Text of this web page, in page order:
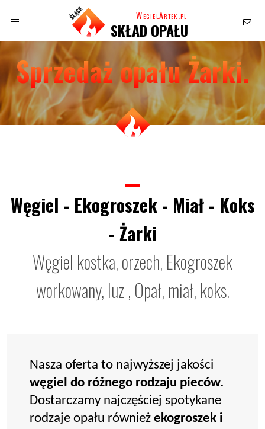
WegielArtek.pl
SKŁAD OPAŁU
Sprzedaż opału Żarki.
Węgiel - Ekogroszek - Miał - Koks
- Żarki
Węgiel kostka, orzech, Ekogroszek
workowany, luz , Opał, miał, koks.
Nasza oferta to najwyższej jakości
węgiel do różnego rodzaju pieców.
Dostarczamy najczęściej spotykane
rodzaje opału również ekogroszek i